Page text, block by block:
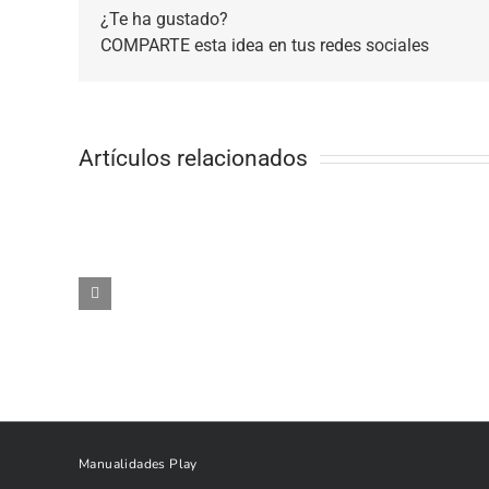
¿Te ha gustado?
COMPARTE esta idea en tus redes sociales
Artículos relacionados
Manualidades Play